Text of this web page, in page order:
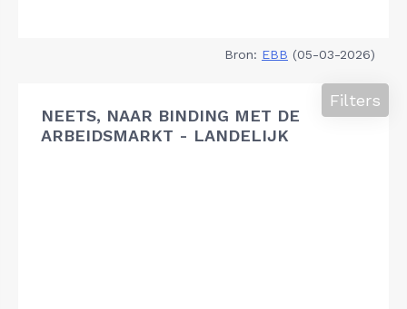
Bron: EBB (05-03-2026)
NEETS, NAAR BINDING MET DE
ARBEIDSMARKT - LANDELIJK
Filters